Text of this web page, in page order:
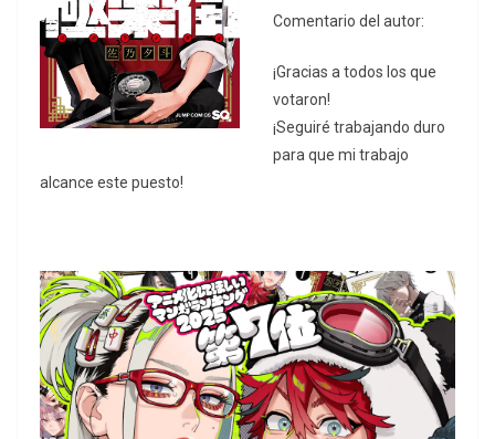
Comentario del autor:
¡Gracias a todos los que
votaron!
¡Seguiré trabajando duro
para que mi trabajo
alcance este puesto!